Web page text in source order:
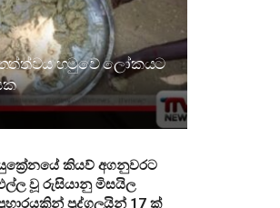
හමුවේ ලෝකයට
කියව් අගනුවරට
වූ රුසියානු මිසයිල
පුද්ගලයින් 17 ක්